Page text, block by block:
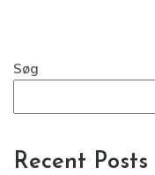
Søg
Recent Posts